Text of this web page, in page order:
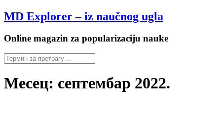
Настави
на
MD Explorer – iz naučnog ugla
Online magazin za popularizaciju nauke
Месец: септембар 2022.